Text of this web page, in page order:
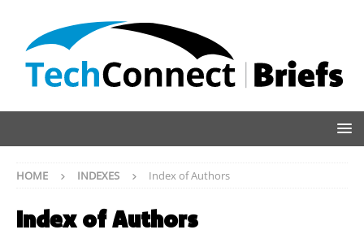
HOME INDEXES Index of Authors
Index of Authors